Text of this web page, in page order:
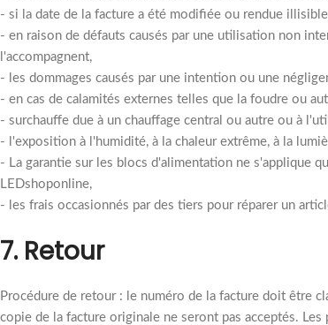
- si la date de la facture a été modifiée ou rendue
- en raison de défauts causés par une utilisation non
l'accompagnent,
- les dommages causés par une intention ou une
- en cas de calamités externes telles que la foudre ou
- surchauffe due à un chauffage central ou autre ou à
- l'exposition à l'humidité, à la chaleur extrême, à la
- La garantie sur les blocs d'alimentation ne s'applique
LEDshoponline,
- les frais occasionnés par des tiers pour réparer un
7. Retour
Procédure de retour : le numéro de la facture doit être
copie de la facture originale ne seront pas acceptés.